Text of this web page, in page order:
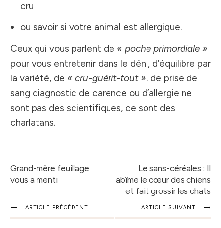
cru
ou savoir si votre animal est allergique.
Ceux qui vous parlent de « poche primordiale »
pour vous entretenir dans le déni, d’équilibre par
la variété, de « cru-guérit-tout », de prise de
sang diagnostic de carence ou d’allergie ne
sont pas des scientifiques, ce sont des
charlatans.
Grand-mère feuillage
vous a menti
Le sans-céréales : Il
abîme le cœur des chiens
et fait grossir les chats
ARTICLE PRÉCÉDENT ARTICLE SUIVANT